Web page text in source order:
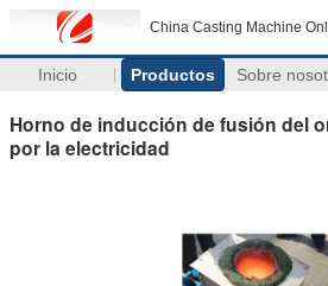
China Casting Machine
Inicio Productos Sobre
Horno de inducción de fusión del
por la electricidad